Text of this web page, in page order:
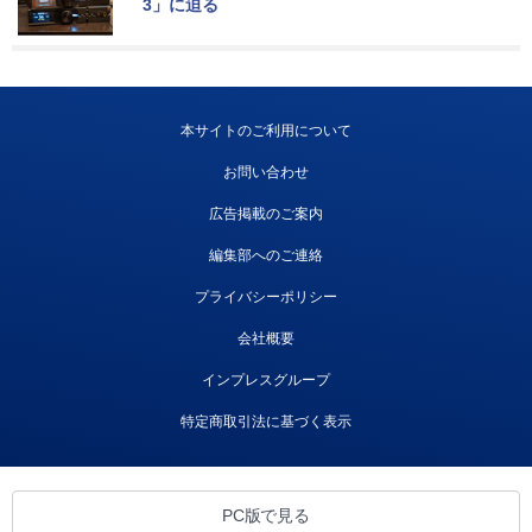
3」に迫る
本サイトのご利用について
お問い合わせ
広告掲載のご案内
編集部へのご連絡
プライバシーポリシー
会社概要
インプレスグループ
特定商取引法に基づく表示
PC版で見る